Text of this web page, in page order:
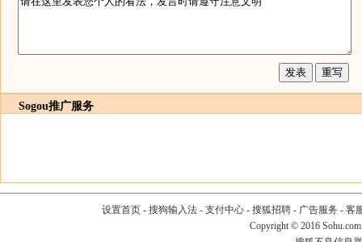
Sogou推广服务
设置首页- 搜狗输入法- 支付中心- 搜狐招聘- 广告服务 - 客
Copyright © 2016